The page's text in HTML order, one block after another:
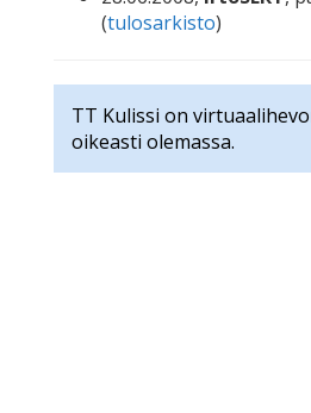
(tulosarkisto)
TT Kulissi on
oikeasti olemassa.